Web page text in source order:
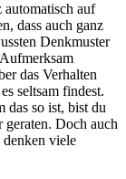
auf
dass auch ganz
Denkmuster
das Verhalten
seltsam findest.
das so ist, bist du
geraten. Doch auch
viele